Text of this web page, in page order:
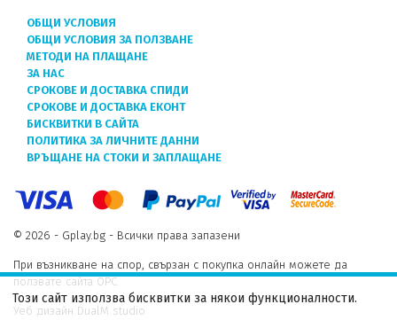
ОБЩИ УСЛОВИЯ
ОБЩИ УСЛОВИЯ ЗА ПОЛЗВАНЕ
МЕТОДИ НА ПЛАЩАНЕ
ЗА НАС
СРОКОВЕ И ДОСТАВКА СПИДИ
СРОКОВЕ И ДОСТАВКА ЕКОНТ
БИСКВИТКИ В САЙТА
ПОЛИТИКА ЗА ЛИЧНИТЕ ДАННИ
ВРЪЩАНЕ НА СТОКИ И ЗАПЛАЩАНЕ
© 2026 - Gplay.bg - Всички права запазени
При възникване на спор, свързан с покупка онлайн можете да
ползвате сайта ОРС.
Уеб дизайн DualM studio
Този сайт използва бисквитки за някои функционалности.